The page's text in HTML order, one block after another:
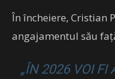
În încheiere, Cristian
angajamentul său
„ÎN 2026 VOI FI